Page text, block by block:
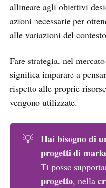
allineare agli obiettivi
azioni necessarie per
alle variazioni del
Fare strategia, nel
significa imparare a
rispetto alle proprie
vengono utilizzate.
💡
Hai bisogno di
progetti di
Ti posso
progetto, nella